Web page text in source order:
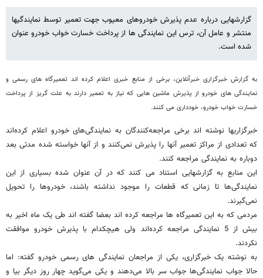
گزارشهایی درباره عدم پذیرش خودروهای معیوب جهت تعمیر توسط نمایندگیها
منتشر و عامل آن، ترس این نمایندگی ها از پرداخت خسارت خواب خودرو عنوان
شده است.
به گزارش خبرگزاری خبرآنلاین، برخی از منابع خبری اعلام کرده اند تعمیرگاه های رسمی و
نمایندگی های خودرو از پذیرش ماشین هایی که نیاز به تعمیر دارند به علت گریز از پرداخت
خسارت خواب خودرو، خودداری می کنند.
خبرگزاریها نوشته اند برخی مراجعه‌کنندگان به نمایندگی‌های خودرو اعلام کرده‌اند
که تعدادی از مراکز تعمیر آنها را پذیرش نمی‌کنند و از آنها خواسته شده مدتی بعد
دوباره به نمایندگی مراجعه کنند.
این منابع به گزارشهایی استناد می کنند که در آن عنوان شده بسیاری از این
نمایندگی‌ها تا زمانی که قطعات را موجود نداشته باشند، خودروها را تحویل
نمی‌گیرند.
مردمی که به این تعمیرگاه ها مراجعه کرده اند بعضا گفته اند طی یک ماه اخیر به
بیش از 5 نمایندگی مراجعه کرده‌اند ولی هیچکدام با پذیرش خودرو موافقت
نکردند.
به نوشته یک خبرگزاری، یکی از مراجعان نمایندگی های رسمی خودرو گفته: اما
حالا جواب نمایندگی‌ها جواب سر بالا می‌دهند و یکی می‌گوید چهار روز دیگر بیا و